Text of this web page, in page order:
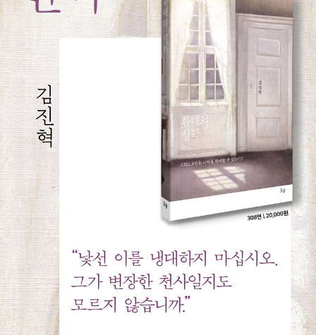
Human Dignity in Asia(공저, Cambridge University Press)
등이 있으며, 『예배, 공동체, 삼위일체 하나님』(IVP), 『철학자들
의 신』(도서출판100), 『예수와 창조성』(한국기독교연구소, 알맹
e)을 우리말로 옮겼다.